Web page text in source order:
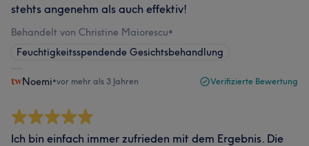
stehts angenehm als auch effektiv!
Behandelt von Christine Maiorescu•
Feuchtigkeitsspendende Gesichtsbehandlung
Noemi•vor mehr als 3 Jahren Verifizierte Bewertung
Ich bin einfach immer zufrieden mit dem Ergebnis. Die